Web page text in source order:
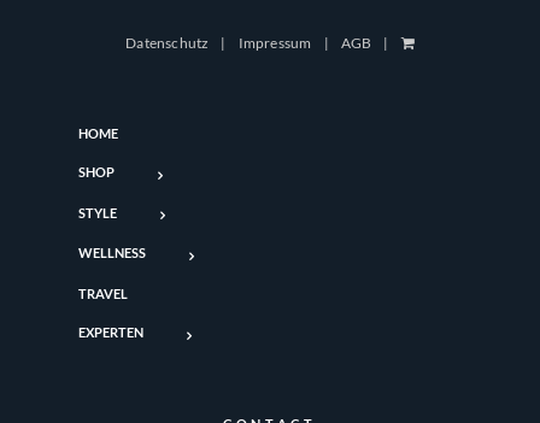
Datenschutz Impressum AGB
HOME
SHOP
STYLE
WELLNESS
TRAVEL
EXPERTEN